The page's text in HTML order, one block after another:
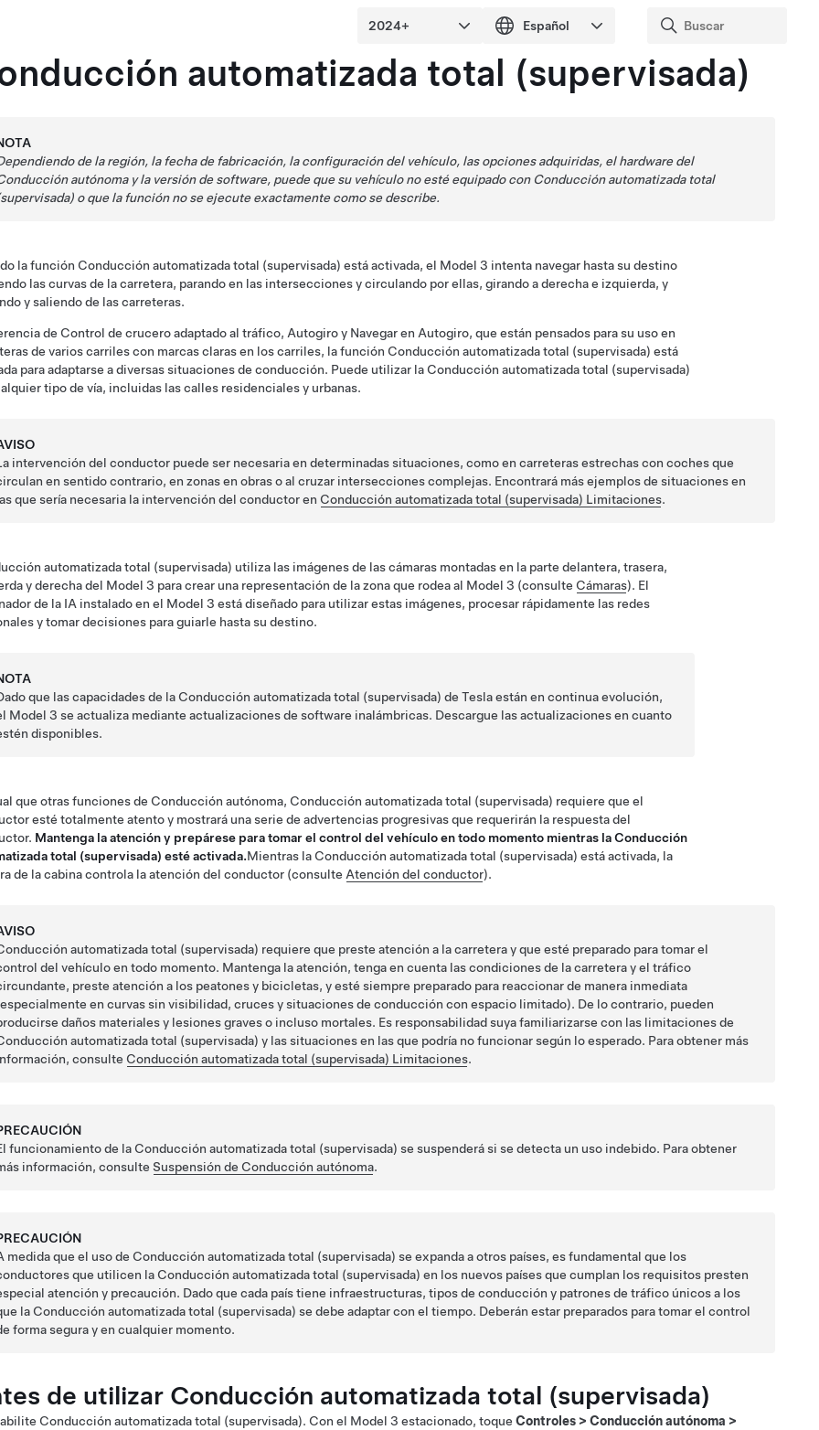
automatizada total (supervisada)
de la región, la fecha de fabricación, la configuración del vehículo, las opciones adquiridas, el hardware del
autónomay la versión de software, puede que su vehículo no esté equipado con Conducción automatizada total
o que la función no se ejecute exactamente como se describe.
la función Conducción automatizada total (supervisada) está activada, el Model 3 intenta navegar hasta su destino
las curvas de la carretera, parando en las intersecciones y circulando por ellas, girando a derecha e izquierda, y
y saliendo de las carreteras.
de Control de crucero adaptado al tráfico, Autogiroy Navegar en Autogiro, que están pensados para su uso en
de varios carriles con marcas claras en los carriles, la función Conducción automatizada total (supervisada) está
para adaptarse a diversas situaciones de conducción. Puede utilizar la Conducción automatizada total (supervisada)
tipo de vía, incluidas las calles residenciales y urbanas.
intervención del conductor puede ser necesaria en determinadas situaciones, como en carreteras estrechas con coches que
en sentido contrario, en zonas en obras o al cruzar intersecciones complejas. Encontrará más ejemplos de situaciones en
que sería necesaria la intervención del conductor en Conducción automatizada total (supervisada) Limitaciones.
automatizada total (supervisada) utiliza las imágenes de las cámaras montadas en la parte delantera, trasera,
y derecha del Model 3 para crear una representación de la zona que rodea al Model 3 (consulte Cámaras). El
de la IA instalado en el Model 3 está diseñado para utilizar estas imágenes, procesar rápidamente las redes
y tomar decisiones para guiarle hasta su destino.
que las capacidades de la Conducción automatizada total (supervisada) de Tesla están en continua evolución,
Model 3 se actualiza mediante actualizaciones de software inalámbricas. Descargue las actualizaciones en cuanto
disponibles.
que otras funciones de Conducción autónoma, Conducción automatizada total (supervisada) requiere que el
esté totalmente atento y mostrará una serie de advertencias progresivas que requerirán la respuesta del
Mantenga la atención y prepárese para tomar el control del vehículo en todo momento mientras laConducción
total (supervisada) esté activada.Mientras la Conducción automatizada total (supervisada) está activada, la
de la cabina controla la atención del conductor (consulte Atención del conductor).
automatizada total (supervisada) requiere que preste atención a la carretera y que esté preparado para tomar el
del vehículo en todo momento. Mantenga la atención, tenga en cuenta las condiciones de la carretera y el tráfico
preste atención a los peatones y bicicletas, y esté siempre preparado para reaccionar de manera inmediata
en curvas sin visibilidad, cruces y situaciones de conducción con espacio limitado). De lo contrario, pueden
daños materiales y lesiones graves o incluso mortales. Es responsabilidad suya familiarizarse con las limitaciones de
automatizada total (supervisada) y las situaciones en las que podría no funcionar según lo esperado. Para obtener más
consulte Conducción automatizada total (supervisada) Limitaciones.
funcionamiento de la Conducción automatizada total (supervisada) se suspenderá si se detecta un uso indebido. Para obtener
información, consulteSuspensión de Conducción autónoma.
medida que el uso de Conducción automatizada total (supervisada) se expanda a otros países, es fundamental que los
que utilicen la Conducción automatizada total (supervisada) en los nuevos países que cumplan los requisitos presten
atención y precaución. Dado que cada país tiene infraestructuras, tipos de conducción y patrones de tráfico únicos a los
la Conducción automatizada total (supervisada) se debe adaptar con el tiempo. Deberán estar preparados para tomar el control
forma segura y en cualquier momento.
de utilizar Conducción automatizada total (supervisada)
Conducción automatizada total (supervisada). Con el Model 3 estacionado, toque Controles > Conducción autónoma >